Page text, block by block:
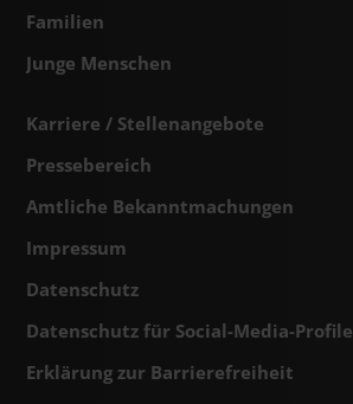
Familien
Junge Menschen
Karriere / Stellenangebote
Pressebereich
Amtliche Bekanntmachungen
Impressum
Datenschutz
Datenschutz für Social-Media-Profile
Erklärung zur Barrierefreiheit